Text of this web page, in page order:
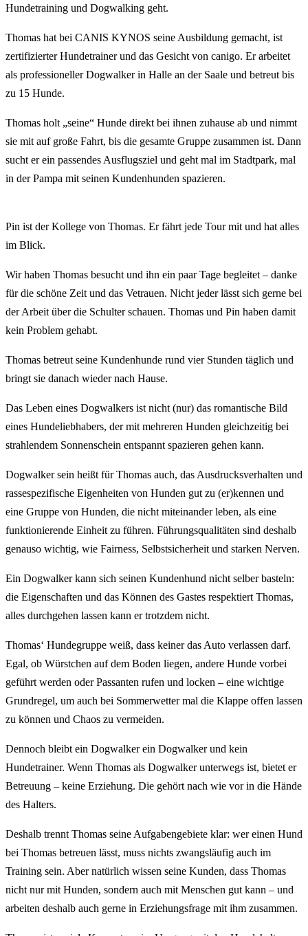
Hundetraining und Dogwalking geht.
Thomas hat bei CANIS KYNOS seine Ausbildung gemacht, ist
zertifizierter Hundetrainer und das Gesicht von canigo. Er arbeitet
als professioneller Dogwalker in Halle an der Saale und betreut bis
zu 15 Hunde.
Thomas holt „seine“ Hunde direkt bei ihnen zuhause ab und nimmt
sie mit auf große Fahrt, bis die gesamte Gruppe zusammen ist. Dann
sucht er ein passendes Ausflugsziel und geht mal im Stadtpark, mal
in der Pampa mit seinen Kundenhunden spazieren.
Pin ist der Kollege von Thomas. Er fährt jede Tour mit und hat alles
im Blick.
Wir haben Thomas besucht und ihn ein paar Tage begleitet – danke
für die schöne Zeit und das Vetrauen. Nicht jeder lässt sich gerne bei
der Arbeit über die Schulter schauen. Thomas und Pin haben damit
kein Problem gehabt.
Thomas betreut seine Kundenhunde rund vier Stunden täglich und
bringt sie danach wieder nach Hause.
Das Leben eines Dogwalkers ist nicht (nur) das romantische Bild
eines Hundeliebhabers, der mit mehreren Hunden gleichzeitig bei
strahlendem Sonnenschein entspannt spazieren gehen kann.
Dogwalker sein heißt für Thomas auch, das Ausdrucksverhalten und
rassespezifische Eigenheiten von Hunden gut zu (er)kennen und
eine Gruppe von Hunden, die nicht miteinander leben, als eine
funktionierende Einheit zu führen. Führungsqualitäten sind deshalb
genauso wichtig, wie Fairness, Selbstsicherheit und starken Nerven.
Ein Dogwalker kann sich seinen Kundenhund nicht selber basteln:
die Eigenschaften und das Können des Gastes respektiert Thomas,
alles durchgehen lassen kann er trotzdem nicht.
Thomas‘ Hundegruppe weiß, dass keiner das Auto verlassen darf.
Egal, ob Würstchen auf dem Boden liegen, andere Hunde vorbei
geführt werden oder Passanten rufen und locken – eine wichtige
Grundregel, um auch bei Sommerwetter mal die Klappe offen lassen
zu können und Chaos zu vermeiden.
Dennoch bleibt ein Dogwalker ein Dogwalker und kein
Hundetrainer. Wenn Thomas als Dogwalker unterwegs ist, bietet er
Betreuung – keine Erziehung. Die gehört nach wie vor in die Hände
des Halters.
Deshalb trennt Thomas seine Aufgabengebiete klar: wer einen Hund
bei Thomas betreuen lässt, muss nichts zwangsläufig auch im
Training sein. Aber natürlich wissen seine Kunden, dass Thomas
nicht nur mit Hunden, sondern auch mit Menschen gut kann – und
arbeiten deshalb auch gerne in Erziehungsfrage mit ihm zusammen.